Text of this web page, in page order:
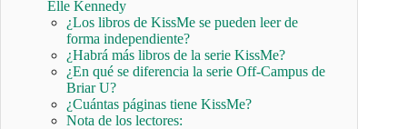
Elle Kennedy
¿Los libros de KissMe se pueden leer de
forma independiente?
¿Habrá más libros de la serie KissMe?
¿En qué se diferencia la serie Off-Campus de
Briar U?
¿Cuántas páginas tiene KissMe?
Nota de los lectores: